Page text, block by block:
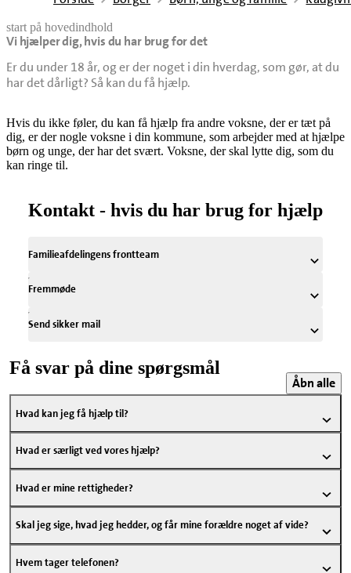
start på hovedindhold
Vi hjælper dig, hvis du har brug for det
Er du under 18 år, og er der noget i din hverdag, som gør, at du
har det dårligt? Så kan du få hjælp.
senest opdateret 16. december 2025
Hvis du ikke føler, du kan få hjælp fra andre voksne, der er tæt på
dig, er der nogle voksne i din kommune, som arbejder med at hjælpe
børn og unge, der har det svært. Voksne, der skal lytte dig, som du
kan ringe til.
Kontakt - hvis du har brug for hjælp
Familieafdelingens frontteam
Fremmøde
Send sikker mail
Få svar på dine spørgsmål
Åbn alle
Hvad kan jeg få hjælp til?
Hvad er særligt ved vores hjælp?
Hvad er mine rettigheder?
Skal jeg sige, hvad jeg hedder, og får mine forældre noget af vide?
Hvem tager telefonen?